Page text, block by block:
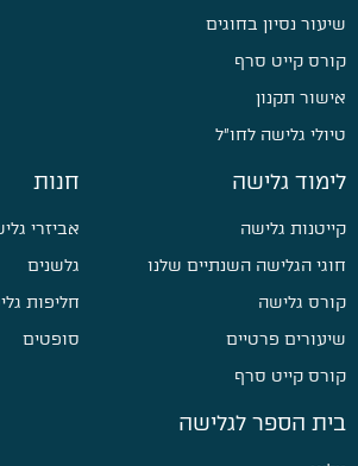
שיעור נסיון בחוגים
קורס קייט סרף
אישור תקנון
טיולי גלישה לחו״ל
לימוד גלישה
קייטנות גלישה
חוגי הגלישה השנתיים שלנו
קורס גלישה
שיעורים פרטיים
קורס קייט סרף
חנות
אביזרי
גלשנים
חליפות
סופטים
בית הספר לגלישה